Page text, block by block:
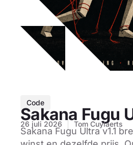
Code
Sakana Fugu
26 juli 2026 Tom Cuylaerts
Sakana Fugu Ultra v1.1